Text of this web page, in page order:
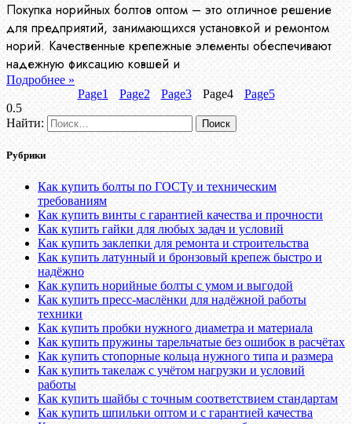
Покупка норийных болтов оптом – это отличное решение
для предприятий, занимающихся установкой и ремонтом
норий. Качественные крепежные элементы обеспечивают
надежную фиксацию ковшей и
Подробнее »
Page1 Page2 Page3 Page4 Page5
Найти:
Рубрики
Как купить болты по ГОСТу и техническим
требованиям
Как купить винты с гарантией качества и прочности
Как купить гайки для любых задач и условий
Как купить заклепки для ремонта и строительства
Как купить латунный и бронзовый крепеж быстро и
надёжно
Как купить норийные болты с умом и выгодой
Как купить пресс-маслёнки для надёжной работы
техники
Как купить пробки нужного диаметра и материала
Как купить пружины тарельчатые без ошибок в расчётах
Как купить стопорные кольца нужного типа и размера
Как купить такелаж с учётом нагрузки и условий
работы
Как купить шайбы с точным соответствием стандартам
Как купить шпильки оптом и с гарантией качества